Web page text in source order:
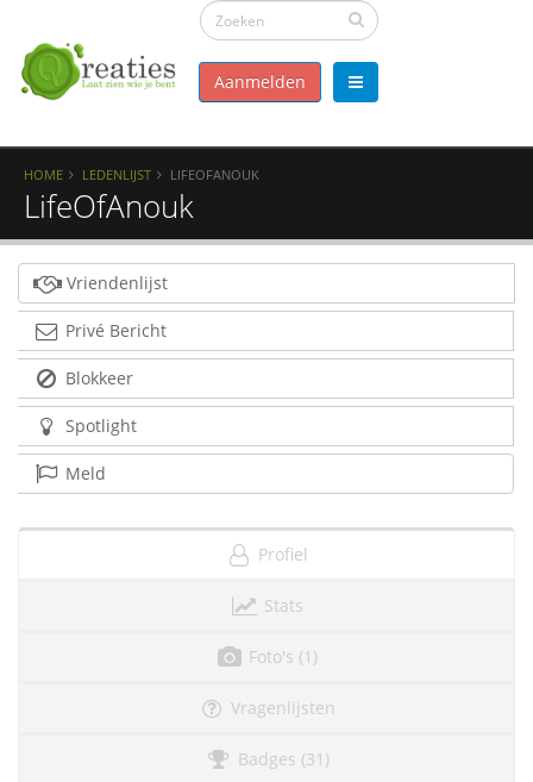
Aanmelden
HOME LEDENLIJST LIFEOFANOUK
LifeOfAnouk
Vriendenlijst
Privé Bericht
Blokkeer
Spotlight
Meld
Profiel
Stats
Foto's (1)
Vragenlijsten
Badges (31)